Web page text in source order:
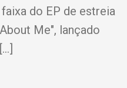
do EP de estreia
Me", lançado